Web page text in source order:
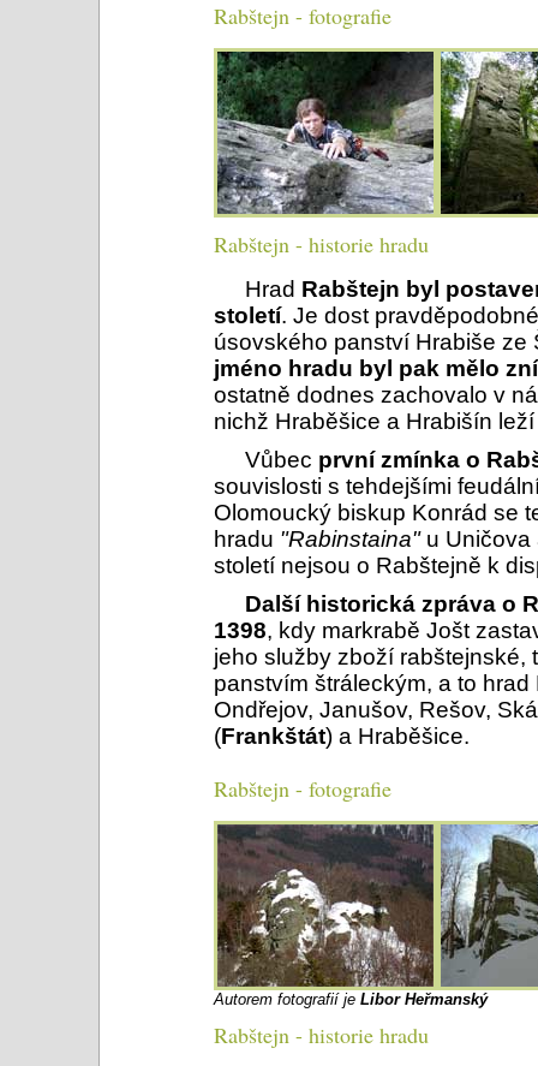
Rabštejn - fotografie
Rabštejn - historie hradu
Hrad Rabštejn byl
století. Je dost
úsovského panství Hrabiše
jméno hradu byl pak mělo
ostatně dodnes zachovalo v
nichž Hraběšice a Hrabišín
Vůbec první zmínka o
souvislosti s tehdejšími
Olomoucký biskup Konrád se
hradu "Rabinstaina"u Uničova
století nejsou o Rabštejně k
Další historická zpráva o
1398, kdy markrabě Jošt
jeho služby zboží rabštejnské,
panstvím štráleckým, a to
Ondřejov, Janušov, Rešov,
(Frankštát) a Hraběšice.
Rabštejn - fotografie
Autorem fotografií je Libor Heřmanský
Rabštejn - historie hradu